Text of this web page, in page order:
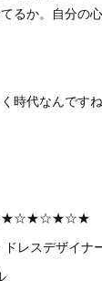
るか。自分の
時代なんですね
レスデザイナ